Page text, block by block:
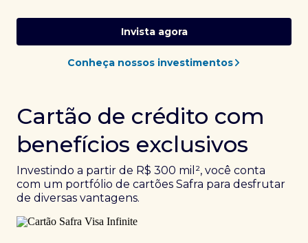
Invista agora
Conheça nossos investimentos
Cartão de crédito com
benefícios exclusivos
Investindo a partir de R$ 300 mil², você conta
com um portfólio de cartões Safra para desfrutar
de diversas vantagens.